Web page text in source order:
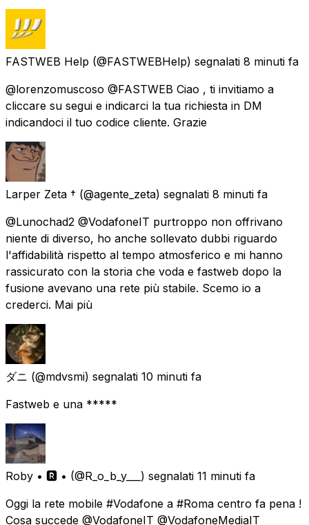
FASTWEB Help (@FASTWEBHelp) segnalati 8 minuti fa
@lorenzomuscoso @FASTWEB Ciao , ti invitiamo a
cliccare su segui e indicarci la tua richiesta in DM
indicandoci il tuo codice cliente. Grazie
Larper Zeta † (@agente_zeta) segnalati 8 minuti fa
@Lunochad2 @VodafoneIT purtroppo non offrivano
niente di diverso, ho anche sollevato dubbi riguardo
l'affidabilità rispetto al tempo atmosferico e mi hanno
rassicurato con la storia che voda e fastweb dopo la
fusione avevano una rete più stabile. Scemo io a
crederci. Mai più
ダニ (@mdvsmi) segnalati 10 minuti fa
Fastweb e una *****
Roby • 🆁 • (@R_o_b_y___) segnalati 11 minuti fa
Oggi la rete mobile #Vodafone a #Roma centro fa pena !
Cosa succede @VodafoneIT @VodafoneMediaIT